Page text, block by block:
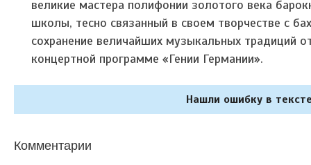
великие мастера полифонии золотого века
школы, тесно связанный в своем творчестве с
сохранение величайших музыкальных традиций
концертной программе «Гении Германии».
Нашли ошибку в
Комментарии